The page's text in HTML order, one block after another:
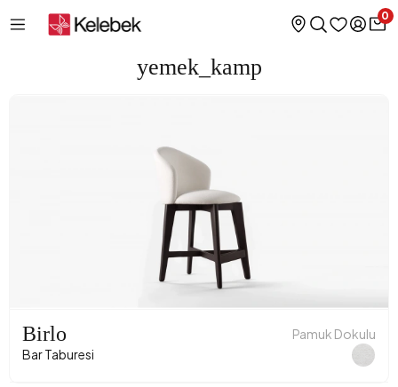
0
yemek_kamp
Birlo
Bar Taburesi
Pamuk Dokulu